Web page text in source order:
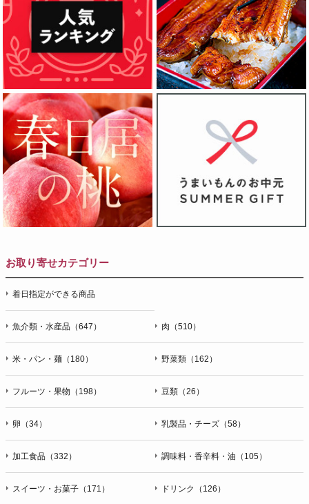
お取り寄せカテゴリー
着日指定ができる商品
魚介類・水産品（647） 肉（510）
米・パン・麺（180） 野菜類（162）
フルーツ・果物（198） 豆類（26）
卵（34） 乳製品・チーズ（58）
加工食品（332） 調味料・香辛料・油（105）
スイーツ・お菓子（171） ドリンク（126）